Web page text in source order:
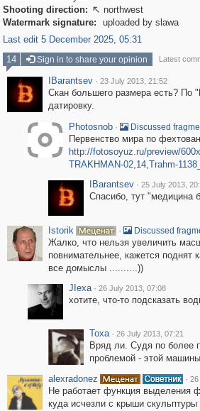
Shooting direction:  northwest
Watermark signature:
uploaded by slawa
Last edit 5 December 2025, 05:31
14
Sign in to share your opinion Latest
IBarantsev · 23 July 2013, 21:52
Скан большего размера есть? По
датировку.
Photosnob · Discussed
Первенство мира по
http://fotosoyuz.ru/preview/
TRAKHMAN-02,14,Trahm-
IBarantsev · 25 July 2013,
Спасибо, тут "медицина
Istorik · Discussed
Жалко, что нельзя увеличить
повнимательнее, кажется поднят
все домыслы ..........))
JIexa · 26 July 2013, 07:08
хотите, что-то подсказать
Toxa · 26 July 2013, 07:21
Вряд ли. Судя по более
проблемой - этой
alexradonez
· 26
Не работает функция выделения
куда исчезли с крыши